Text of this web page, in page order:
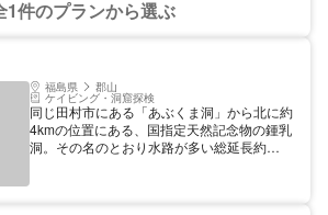
1件のプランから選ぶ
福島県 郡山
ケイビング・洞窟探検
同じ田村市にある「あぶくま洞」から北に約
4kmの位置にある、国指定天然記念物の鍾乳
洞。その名のとおり水路が多い総延長約